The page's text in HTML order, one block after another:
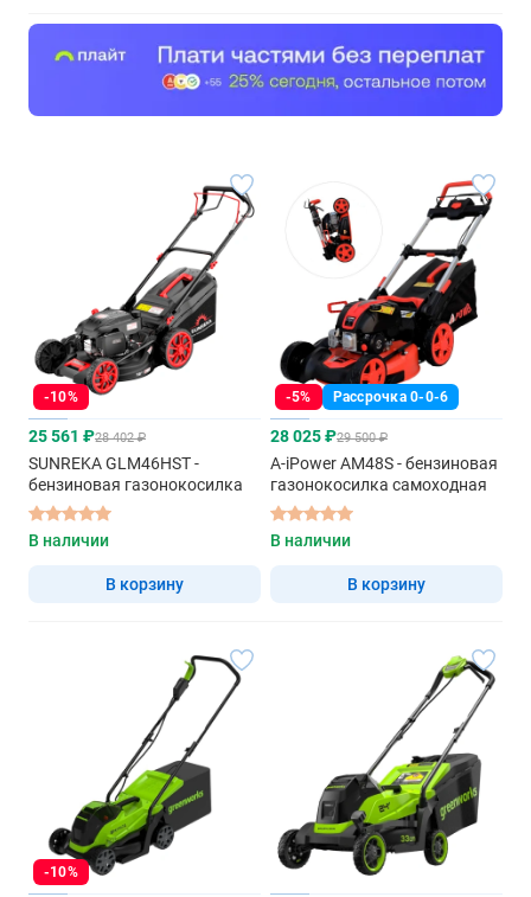
-10%
25 561 ₽28 402 ₽
SUNREKA GLM46HST -
бензиновая газонокосилка
В наличии
В корзину
-5% Рассрочка 0-0-6
28 025 ₽29 500 ₽
A-iPower AM48S - бензиновая
газонокосилка самоходная
В наличии
В корзину
-10%